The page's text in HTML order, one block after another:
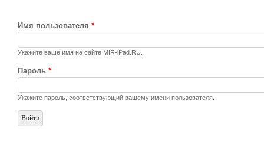
Имя пользователя *
Укажите ваше имя на сайте MIR-iPad.RU.
Пароль *
Укажите пароль, соответствующий вашему имени пользователя.